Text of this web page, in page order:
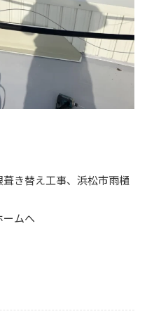
き替え工事、浜松市雨樋
ムへ